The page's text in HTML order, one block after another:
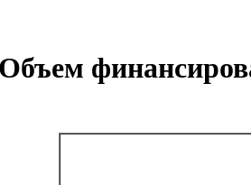
Объем